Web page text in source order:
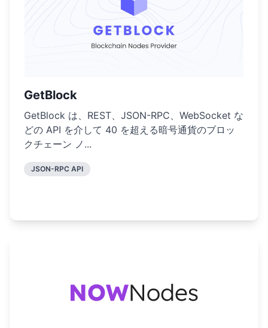
GetBlock
GetBlock は、REST、JSON-RPC、WebSocket な
どの API を介して 40 を超える暗号通貨のブロッ
クチェーン ノ...
JSON-RPC API